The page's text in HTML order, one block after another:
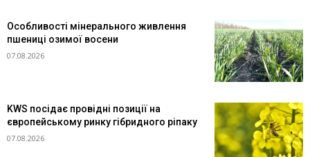
Особливості мінерального живлення
пшениці озимої восени
07.08.2026
KWS посідає провідні позиції на
європейському ринку гібридного ріпаку
07.08.2026